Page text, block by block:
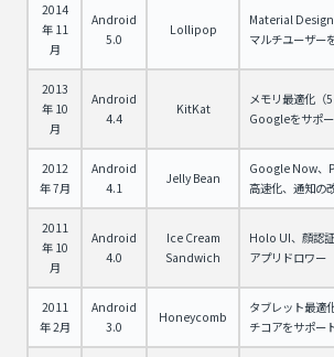
2014
年 11
月
Android
5.0
Lollipop
Material Design
マルチユーザー
2013
年 10
月
Android
4.4
KitKat
メモリ最適化（
Googleをサポ
2012
年 7月
Android
4.1
Jelly Bean
Google Now、
高速化、通知の
2011
年 10
月
Android
4.0
Ice Cream
Sandwich
Holo UI、顔認
アプリドロワー
2011
年 2月
Android
3.0
Honeycomb
タブレット最適
チコアをサポー